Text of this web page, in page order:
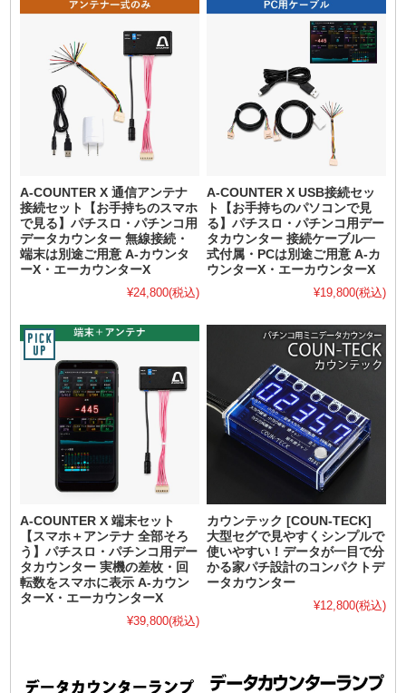
A-COUNTER X 通信アンテナ
接続セット【お手持ちのスマホ
で見る】パチスロ・パチンコ用
データカウンター 無線接続・
端末は別途ご用意 A-カウンタ
ーX・エーカウンターX
¥24,800(税込)
A-COUNTER X USB接続セッ
ト【お手持ちのパソコンで見
る】パチスロ・パチンコ用デー
タカウンター 接続ケーブル一
式付属・PCは別途ご用意 A-カ
ウンターX・エーカウンターX
¥19,800(税込)
A-COUNTER X 端末セット
【スマホ＋アンテナ 全部そろ
う】パチスロ・パチンコ用デー
タカウンター 実機の差枚・回
転数をスマホに表示 A-カウン
ターX・エーカウンターX
¥39,800(税込)
カウンテック [COUN-TECK]
大型セグで見やすくシンプルで
使いやすい！データが一目で分
かる家パチ設計のコンパクトデ
ータカウンター
¥12,800(税込)